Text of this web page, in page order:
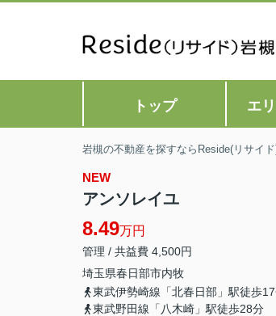
トップ エ
岩槻の不動産を探すならReside(リサイ
NEW
アンソレイユ
8.49万円
管理 / 共益費 4,500円
埼玉県春日部市内牧
東武伊勢崎線「北春日部」駅徒歩
東武野田線「八木崎」駅徒歩28分